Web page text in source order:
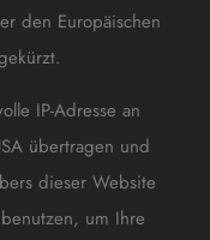
den Europäischen
IP-Adresse an
übertragen und
dieser Website
um Ihre